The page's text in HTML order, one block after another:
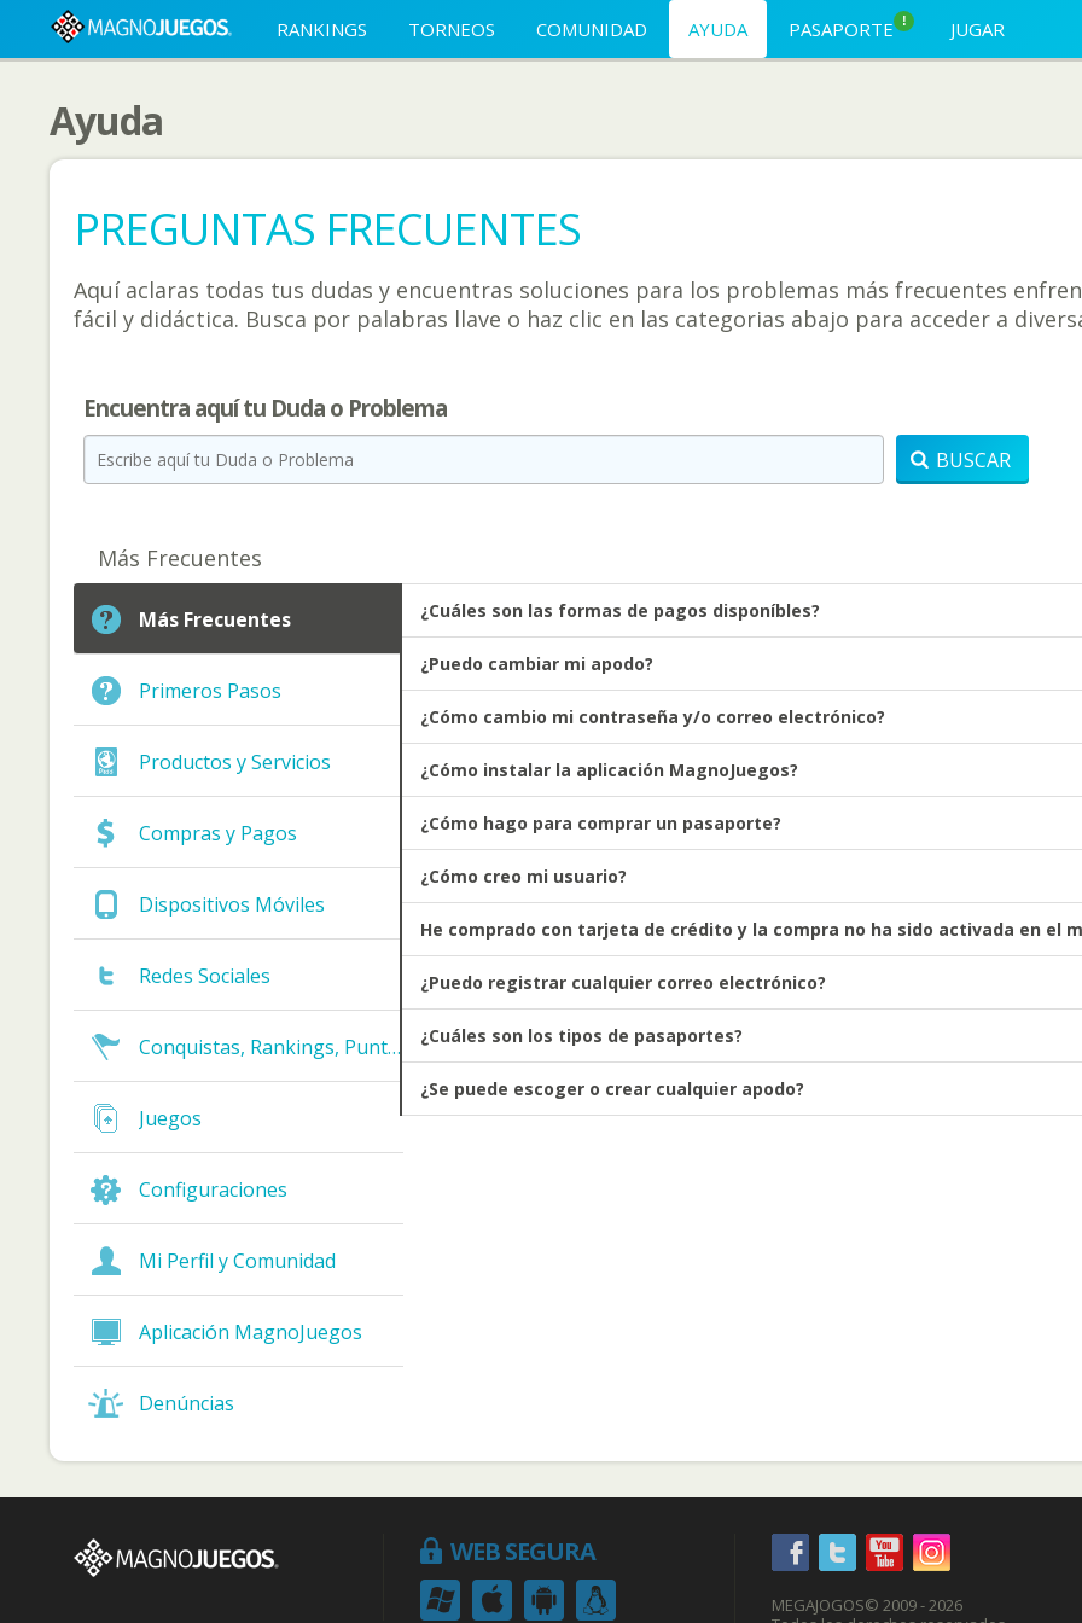
RANKINGS TORNEOS COMUNIDAD AYUDA PASAPORTE ! JUGAR
Ayuda
PREGUNTAS FRECUENTES
Aquí aclaras todas tus dudas y encuentras soluciones para los problemas más frecuentes
fácil y didáctica. Busca por palabras llave o haz clic en las categorias abajo para acceder a
Encuentra aquí tu Duda o Problema
BUSCAR
Más Frecuentes
Más Frecuentes
Primeros Pasos
Productos y Servicios
Compras y Pagos
Dispositivos Móviles
Redes Sociales
Conquistas, Rankings, Puntos
Juegos
Configuraciones
Mi Perfil y Comunidad
Aplicación MagnoJuegos
Denúncias
¿Cuáles son las formas de pagos disponíbles?
¿Puedo cambiar mi apodo?
¿Cómo cambio mi contraseña y/o correo electrónico?
¿Cómo instalar la aplicación MagnoJuegos?
¿Cómo hago para comprar un pasaporte?
¿Cómo creo mi usuario?
He comprado con tarjeta de crédito y la compra no ha sido activada en el
¿Puedo registrar cualquier correo electrónico?
¿Cuáles son los tipos de pasaportes?
¿Se puede escoger o crear cualquier apodo?
WEB SEGURA
MEGAJOGOS© 2009 - 2026